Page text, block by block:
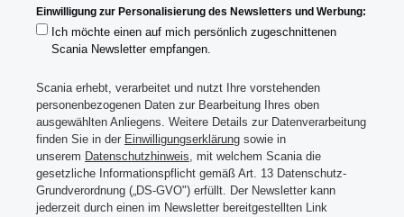
Einwilligung zur Personalisierung des Newsletters und Werbung:
Ich möchte einen auf mich persönlich zugeschnittenen
Scania Newsletter empfangen.
Scania erhebt, verarbeitet und nutzt Ihre vorstehenden
personenbezogenen Daten zur Bearbeitung Ihres oben
ausgewählten Anliegens. Weitere Details zur Datenverarbeitung
finden Sie in der Einwilligungserklärung sowie in
unserem Datenschutzhinweis, mit welchem Scania die
gesetzliche Informationspflicht gemäß Art. 13 Datenschutz-
Grundverordnung („DS-GVO") erfüllt. Der Newsletter kann
jederzeit durch einen im Newsletter bereitgestellten Link